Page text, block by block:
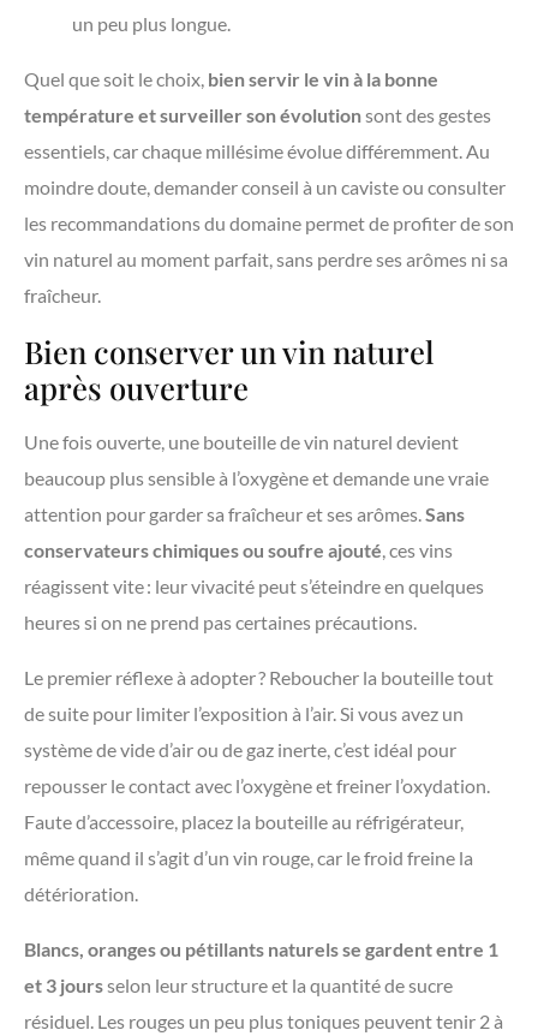
un peu plus longue.
Quel que soit le choix, bien servir le vin à la bonne
température et surveiller son évolutionsont des gestes
essentiels, car chaque millésime évolue différemment. Au
moindre doute, demander conseil à un caviste ou consulter
les recommandations du domaine permet de profiter de son
vin naturel au moment parfait, sans perdre ses arômes ni sa
fraîcheur.
Bien conserver un vin naturel
après ouverture
Une fois ouverte, une bouteille de vin naturel devient
beaucoup plus sensible à l’oxygène et demande une vraie
attention pour garder sa fraîcheur et ses arômes.Sans
conservateurs chimiques ou soufre ajouté, ces vins
réagissent vite : leur vivacité peut s’éteindre en quelques
heures si on ne prend pas certaines précautions.
Le premier réflexe à adopter ? Reboucher la bouteille tout
de suite pour limiter l’exposition à l’air. Si vous avez un
système de vide d’air ou de gaz inerte, c’est idéal pour
repousser le contact avec l’oxygène et freiner l’oxydation.
Faute d’accessoire, placez la bouteille au réfrigérateur,
même quand il s’agit d’un vin rouge, car le froid freine la
détérioration.
Blancs, oranges ou pétillants naturels se gardent entre 1
et 3 joursselon leur structure et la quantité de sucre
résiduel. Les rouges un peu plus toniques peuvent tenir 2 à